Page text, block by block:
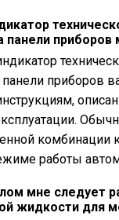
панели приборов
приборов
комбинации
работы
мне следует
жидкости для